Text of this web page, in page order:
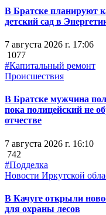
В Братске планируют
детский сад в
7 августа 2026 г. 17:06
1077
#Капитальный ремонт
Происшествия
В Братске мужчина
пока полицейский не
отчестве
7 августа 2026 г. 16:10
742
#Подделка
Новости Иркутской
В Качуге открыли
для охраны лесов